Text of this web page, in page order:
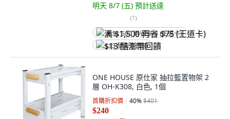
明天 8/7 (五) 預計送達
(7)
满 $1,500 再省 $75 (王道卡)
$13 酷澎幣回饋
ONE HOUSE 原仕家 抽拉籃置物架 2
層 OH-K308, 白色, 1個
首購折扣價 40%$401
$240